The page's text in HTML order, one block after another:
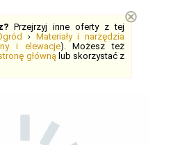
Przejrzyj inne oferty z tej
› Materiały i narzędzia
i elewacje). Możesz też
głównąlub skorzystać z
⊗